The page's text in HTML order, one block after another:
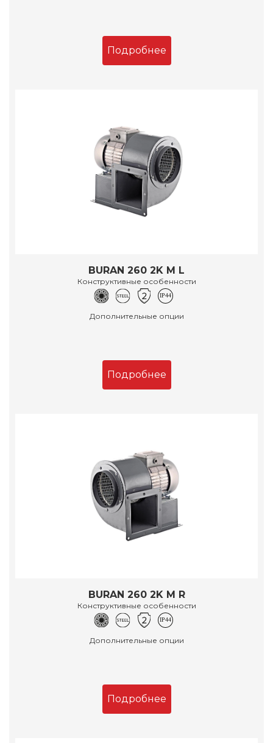
Подробнее
BURAN 260 2K M L
Конструктивные особенности
Дополнительные опции
Подробнее
BURAN 260 2K M R
Конструктивные особенности
Дополнительные опции
Подробнее